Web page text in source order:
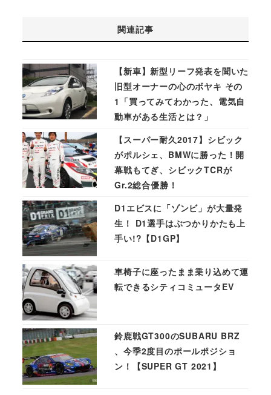
関連記事
【新車】新型リーフ発表を聞いた
旧型オーナーの心のボヤキ その
1「買ってみてわかった、電気自
動車がある生活とは？」
【スーパー耐久2017】シビック
がポルシェ、BMWに勝った！開
幕戦もてぎ、シビックTCRが
Gr.2総合優勝！
D1エビスに「ゾンビ」が大量発
生！ D1選手はぶつかりかたも上
手い!?【D1GP】
車椅子に座ったまま乗り込めて運
転できるシティコミュータEV
鈴鹿戦GT300のSUBARU BRZ
、今季2度目のポールポジショ
ン！【SUPER GT 2021】